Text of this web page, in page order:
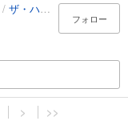
/ ザ・ハレーションズ
フォロー
> >>